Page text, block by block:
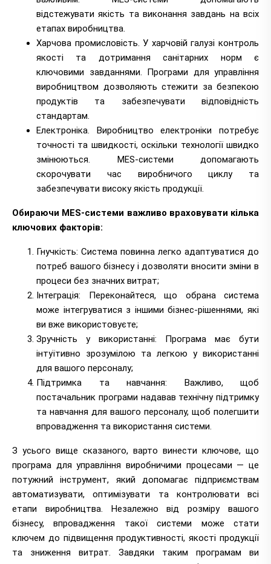
відстежувати якість та виконання завдань на всіх
етапах виробництва.
Харчова промисловість. У харчовій галузі контроль
якості та дотримання санітарних норм є
ключовими завданнями. Програми для управління
виробництвом дозволяють стежити за безпекою
продуктів та забезпечувати відповідність
стандартам.
Електроніка. Виробництво електроніки потребує
точності та швидкості, оскільки технології швидко
змінюються. MES-системи допомагають
скорочувати час виробничого циклу та
забезпечувати високу якість продукції.
Обираючи MES-системи важливо враховувати кілька
ключових факторів:
Гнучкість: Система повинна легко адаптуватися до
потреб вашого бізнесу і дозволяти вносити зміни в
процеси без значних витрат;
Інтеграція: Переконайтеся, що обрана система
може інтегруватися з іншими бізнес-рішеннями, які
ви вже використовуєте;
Зручність у використанні: Програма має бути
інтуїтивно зрозумілою та легкою у використанні
для вашого персоналу;
Підтримка та навчання: Важливо, щоб
постачальник програми надавав технічну підтримку
та навчання для вашого персоналу, щоб полегшити
впровадження та використання системи.
З усього вище сказаного, варто винести ключове, що
програма для управління виробничими процесами — це
потужний інструмент, який допомагає підприємствам
автоматизувати, оптимізувати та контролювати всі
етапи виробництва. Незалежно від розміру вашого
бізнесу, впровадження такої системи може стати
ключем до підвищення продуктивності, якості продукції
та зниження витрат. Завдяки таким програмам ви